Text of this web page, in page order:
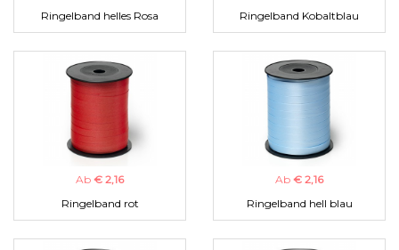
Ringelband helles Rosa
Ringelband Kobaltblau
Ab € 2,16
Ringelband rot
Ab € 2,16
Ringelband hell blau